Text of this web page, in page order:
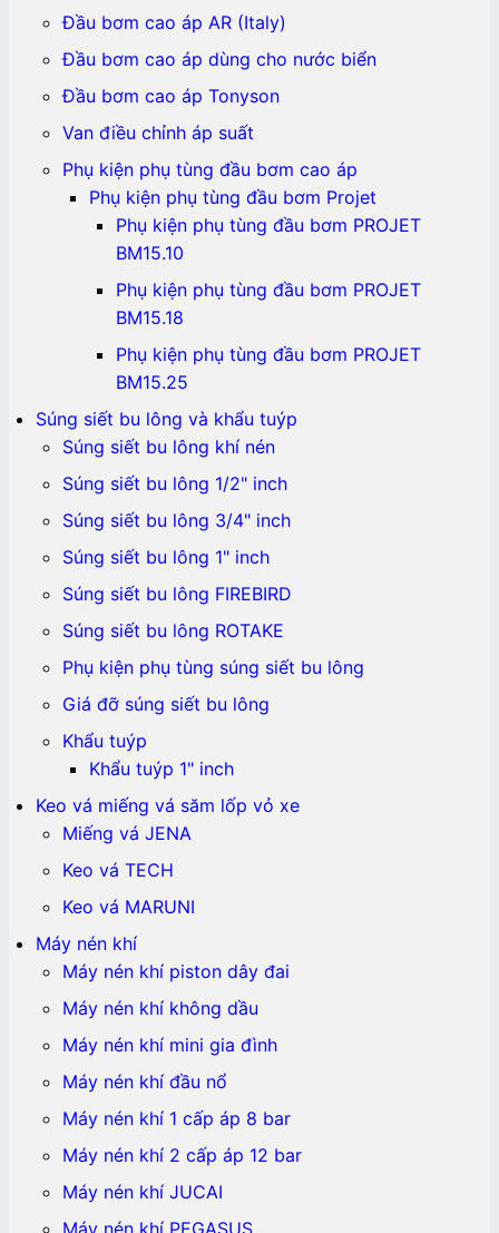
Đầu bơm cao áp AR (Italy)
Đầu bơm cao áp dùng cho nước biển
Đầu bơm cao áp Tonyson
Van điều chỉnh áp suất
Phụ kiện phụ tùng đầu bơm cao áp
Phụ kiện phụ tùng đầu bơm Projet
Phụ kiện phụ tùng đầu bơm PROJET
BM15.10
Phụ kiện phụ tùng đầu bơm PROJET
BM15.18
Phụ kiện phụ tùng đầu bơm PROJET
BM15.25
Súng siết bu lông và khẩu tuýp
Súng siết bu lông khí nén
Súng siết bu lông 1/2" inch
Súng siết bu lông 3/4" inch
Súng siết bu lông 1" inch
Súng siết bu lông FIREBIRD
Súng siết bu lông ROTAKE
Phụ kiện phụ tùng súng siết bu lông
Giá đỡ súng siết bu lông
Khẩu tuýp
Khẩu tuýp 1" inch
Keo vá miếng vá săm lốp vỏ xe
Miếng vá JENA
Keo vá TECH
Keo vá MARUNI
Máy nén khí
Máy nén khí piston dây đai
Máy nén khí không dầu
Máy nén khí mini gia đình
Máy nén khí đầu nổ
Máy nén khí 1 cấp áp 8 bar
Máy nén khí 2 cấp áp 12 bar
Máy nén khí JUCAI
Máy nén khí PEGASUS